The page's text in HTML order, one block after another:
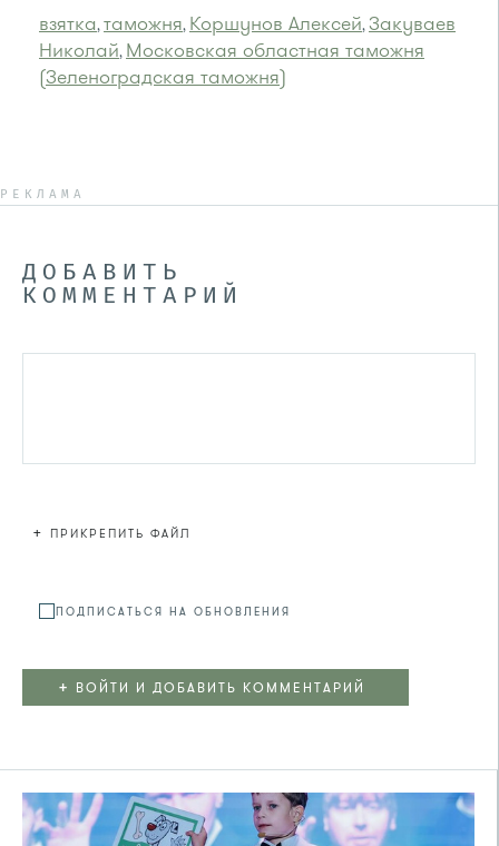
взятка,таможня, Коршунов Алексей,Закуваев
Николай, Московская областная таможня
(Зеленоградская таможня)
РЕКЛАМА
ДОБАВИТЬ
КОММЕНТАРИЙ
+ ПРИКРЕПИТЬ ФАЙЛ
ПОДПИСАТЬСЯ НА ОБНОВЛЕНИЯ
+ ВОЙТИ И ДОБАВИТЬ КОММЕНТАРИЙ